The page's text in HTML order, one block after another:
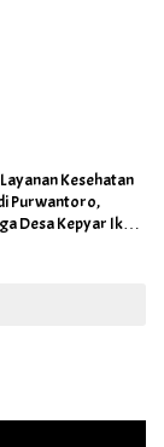
Kesehatan
Purwantoro,
Desa Kepyar Ikuti